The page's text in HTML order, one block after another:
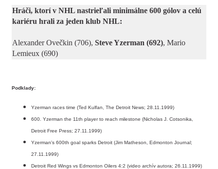
Hráči, ktorí v NHL nastrieľali minimálne 600 gólov a celú
kariéru hrali za jeden klub NHL:
Alexander Ovečkin (706), Steve Yzerman (692), Mario
Lemieux (690)
Podklady:
Yzerman races time (Ted Kulfan, The Detroit News; 28.11.1999)
600. Yzerman the 11th player to reach milestone (Nicholas J. Cotsonika,
Detroit Free Press; 27.11.1999)
Yzerman's 600th goal sparks Detroit (Jim Matheson, Edmonton Journal;
27.11.1999)
Detroit Red Wings vs Edmonton Oilers 4:2 (video archív autora; 26.11.1999)